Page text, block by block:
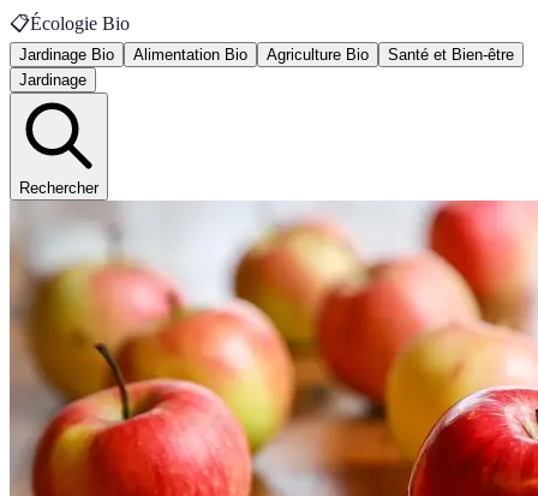
📋Écologie Bio
Jardinage Bio Alimentation Bio Agriculture Bio
Santé et Bien-être
Jardinage
Rechercher